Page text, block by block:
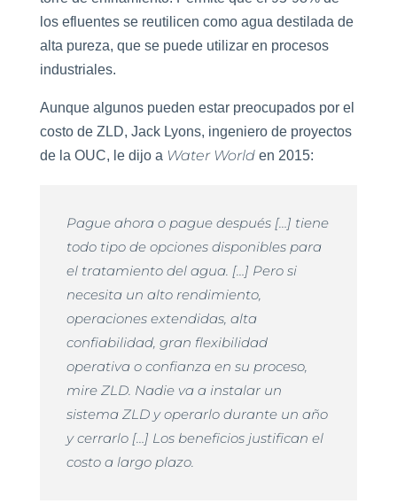
los efluentes se reutilicen como agua destilada de
alta pureza, que se puede utilizar en procesos
industriales.
Aunque algunos pueden estar preocupados por el
costo de ZLD, Jack Lyons, ingeniero de proyectos
de la OUC, le dijo a Water Worlden 2015:
Pague ahora o pague después […] tiene
todo tipo de opciones disponibles para
el tratamiento del agua. […] Pero si
necesita un alto rendimiento,
operaciones extendidas, alta
confiabilidad, gran flexibilidad
operativa o confianza en su proceso,
mire ZLD. Nadie va a instalar un
sistema ZLD y operarlo durante un año
y cerrarlo […] Los beneficios justifican el
costo a largo plazo.